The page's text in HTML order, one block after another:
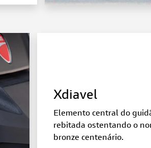
Xdiavel
Elemento central do
rebitada ostentando o
bronze centenário.